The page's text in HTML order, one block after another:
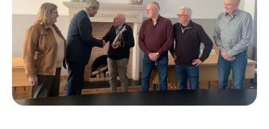
Vrijwilligers en medewerkers
Werving, contracten en vergoedingen, betaalde krachten
>
Eigen gebouw
Huren of kopen, maatschappelijk vastgoed,
ontmoetingsplekken >
Opinie
Bijeenkomsten
Team
Lid worden